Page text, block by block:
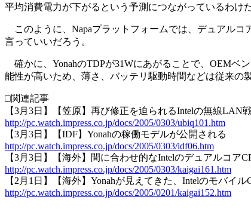
平均消費電力が下がるという予測につながっているわけだ
このように、Napaプラットフォームでは、デュアルコ
言っていいだろう。
確かに、YonahのTDPが31Wにあがることで、OEMベ
能性が高いため、薄さ、バッテリ駆動時間などは従来の
□関連記事
【3月3日】【笠原】再び修正を迫られるIntelの無線LAN
http://pc.watch.impress.co.jp/docs/2005/0303/ubiq101.htm
【3月3日】【IDF】Yonahの稼働モデルが公開される
http://pc.watch.impress.co.jp/docs/2005/0303/idf06.htm
【3月3日】【海外】間に合わせ的なIntelのデュアルコア
http://pc.watch.impress.co.jp/docs/2005/0303/kaigai161.htm
【2月1日】【海外】Yonahが見えてきた、Intelのモバイ
http://pc.watch.impress.co.jp/docs/2005/0201/kaigai152.htm